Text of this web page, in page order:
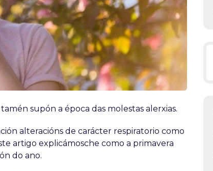
supón a época das molestas alerxias.
alteracións de carácter respiratorio como
artigo explicámosche como a primavera
do ano.